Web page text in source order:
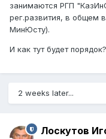
занимаются РГП
рег.развития, в общем
МинЮсту).
И как тут будет порядок?
2 weeks later...
Лоскутов